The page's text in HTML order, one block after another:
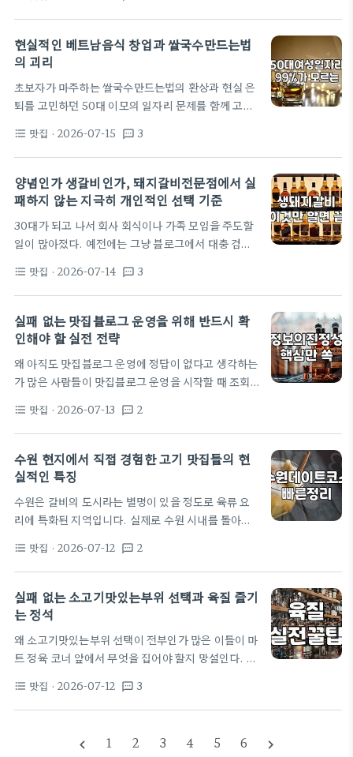
살 도시락이나 야채 중심의 웰빙도시락을 배달시켜 먹
어봤습니다. 사실 기대와는 다르게 실제로는 배달 과
정에서 채소의 신선도가 떨어지거나, 소스 때문에 칼
로리가 예상보다 높아지는 경우가 허다했습니다. 저
일 정기 배송을 받았지만, 3주 정도 지나니 냉장고에
쌓이는 플라스틱 용기 처리와 익숙해지지 않는 차가운
식단에 지치더군요. 집에서 직접 싸는 도시락의 명암
현실적인 베트남음식 창업과 쌀국수만드는법
의 괴리
초보자가 마주하는 쌀국수만드는법의 환상과 현실 은
퇴를 고민하던 50대 이모의 일자리 문제를 함께 고민
식 전문점을 떠올렸다. 진입장벽이 낮아 보였고, 대중
적인 메뉴인 쌀국수를 팔면 괜찮은 돈버는방법이 될
것 같았다. 인터넷에 널려 있는 다양한 쌀국수만드는
법을 모조리 수집해 집에서 직접 끓여보기 시작했다.
이면 맛집 부럽지 않은 깊은 맛이 날 줄 알았다. 하지
만 현실은 전혀 달랐다. 어떤 날은 누린내가 진동했고,
어떤 날은 싱거웠다. 약 2개월 동안 재료비만 300만
format_list_bulleted 맛집 · 2026-07-15 textsms 3
양념인가 생갈비인가, 돼지갈비전문점에서 실
패하지 않는 지극히 개인적인 선택 기준
30대가 되고 나서 회사 회식이나 가족 모임을 주도할
일이 많아졌다. 예전에는 그냥 블로그에서 대충 검색
호되게 당하고 나니 나름의 기준이 생겼다. 특히 돼지
갈비는 호불호가 적어 자주 고르는 메뉴지만, 제대로
된 곳을 찾기가 의외로 까다롭다. 가격은 1인분에
19,000원에서 24,000원 선으로 결코 저렴하지 않
는 집이 허다하기 때문이다. 얼마 전 직장 동료들과 함
께 꽤 이름난 돼지갈비전문점을 찾았다. 기대를 품고
간 그곳에서 우리는 1인분에 22,000원짜리 양념갈
format_list_bulleted 맛집 · 2026-07-14 textsms 3
실패 없는 맛집블로그 운영을 위해 반드시 확
인해야 할 실전 전략
왜 아직도 맛집블로그 운영에 정답이 없다고 생각하는
가 많은 사람들이 맛집블로그 운영을 시작할 때 조회
새로운 곳을 찾아다니며 사진을 찍고 글을 올리지만
정작 돌아오는 것은 지루함과 공허함뿐이다. 검색 엔
진의 알고리즘은 갈수록 정교해지고 있고 이제는 단순
히 음식을 먹고 사진을 나열하는 방식만으로는 살아남
이 정말 내 돈을 지불할 가치가 있었는지 스스로 질문
해보는 과정이 중요하다. 수많은 정보가 쏟아지는 시
대에 사람들은 오히려 검증된 개인의 경험을 찾는다.
format_list_bulleted 맛집 · 2026-07-13 textsms 2
수원 현지에서 직접 경험한 고기 맛집들의 현
실적인 특징
수원은 갈비의 도시라는 별명이 있을 정도로 육류 요
리에 특화된 지역입니다. 실제로 수원 시내를 돌아다
이 찾는 인계동 중심의 고깃집까지 선택지가 매우 다
양합니다. 다만 너무 많은 정보 때문에 정작 어디를 가
야 할지 고민될 때가 많은데, 단순히 유명한 곳을 찾아
가기보다는 본인의 상황에 맞는 가게를 선택하는 기준
은 역시 '왕갈비' 스타일입니다. 예전부터 소고기 유통
이 활발했던 지역적 특성 덕분에 고기 질이 상향 평준
화되어 있습니다. 보통 간장 베이스의 달콤한 양념보
format_list_bulleted 맛집 · 2026-07-12 textsms 2
실패 없는 소고기맛있는부위 선택과 육질 즐기
는 정석
왜 소고기맛있는부위 선택이 전부인가 많은 이들이 마
트 정육 코너 앞에서 무엇을 집어야 할지 망설인다. 단
게 만들고 만족도는 떨어뜨리는 가장 큰 원인이다. 사
실 소고기맛있는부위 선택은 고기 자체의 등급보다 더
아니라는 뜻이다. 자신의 취향이 고소한 지방의 풍미
format_list_bulleted 맛집 · 2026-07-12 textsms 3
navigate_before 1 2 3 4 5 6 navigate_next